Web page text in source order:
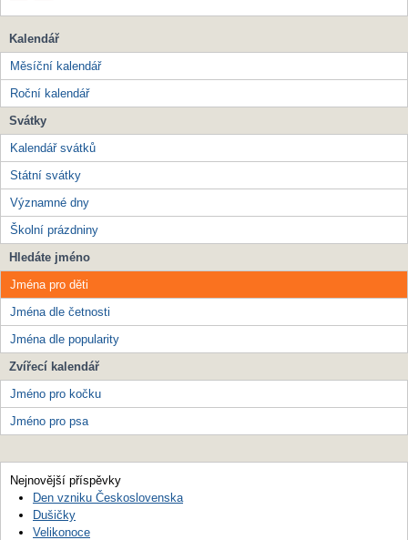
Kalendář
Měsíční kalendář
Roční kalendář
Svátky
Kalendář svátků
Státní svátky
Významné dny
Školní prázdniny
Hledáte jméno
Jména pro děti
Jména dle četnosti
Jména dle popularity
Zvířecí kalendář
Jméno pro kočku
Jméno pro psa
Nejnovější příspěvky
Den vzniku Československa
Dušičky
Velikonoce